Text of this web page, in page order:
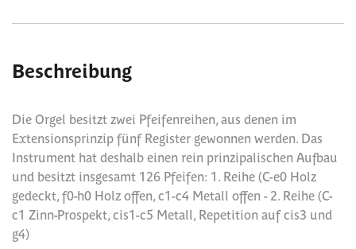
Beschreibung
Die Orgel besitzt zwei Pfeifenreihen, aus denen im
Extensionsprinzip fünf Register gewonnen werden. Das
Instrument hat deshalb einen rein prinzipalischen Aufbau
und besitzt insgesamt 126 Pfeifen: 1. Reihe (C-e0 Holz
gedeckt, f0-h0 Holz offen, c1-c4 Metall offen - 2. Reihe (C-
c1 Zinn-Prospekt, cis1-c5 Metall, Repetition auf cis3 und
g4)